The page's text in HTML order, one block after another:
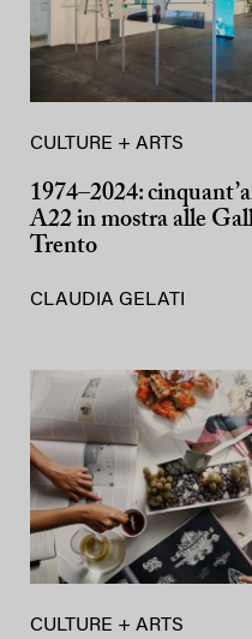
CULTURE + ARTS
1974–2024:
A22 in mostra alle
Trento
CLAUDIA GELATI
CULTURE + ARTS